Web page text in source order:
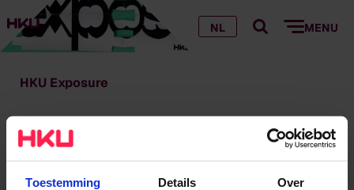
Toestemming Details Over
NL MENU
HKU Exposure
HKU Exposure